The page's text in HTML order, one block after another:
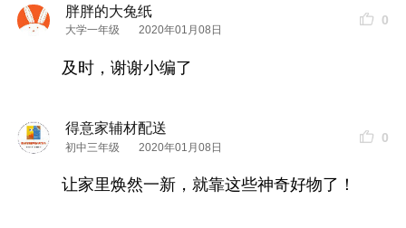
吧！特别是有时候不小心煮糊“扑锅”，那污渍
胖胖的大兔纸
大学一年级 2020年01月08日
0
及时，谢谢小编了
得意家辅材配送
初中三年级 2020年01月08日
0
让家里焕然一新，就靠这些神奇好物了！